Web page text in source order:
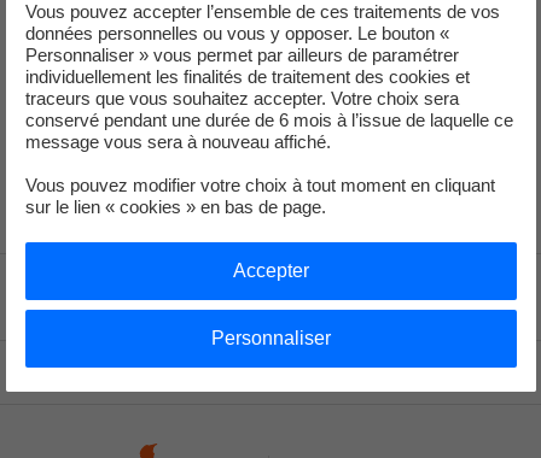
Service de Presse
+33 (1) 40 42 46 37
service-de-presse@edf.fr
Voir le fil d'ariane
Haut de page
Vous pouvez accepter l’ensemble de ces traitements de vos
données personnelles ou vous y opposer. Le bouton «
Personnaliser » vous permet par ailleurs de paramétrer
individuellement les finalités de traitement des cookies et
traceurs que vous souhaitez accepter. Votre choix sera
conservé pendant une durée de 6 mois à l’issue de laquelle ce
message vous sera à nouveau affiché.
Vous pouvez modifier votre choix à tout moment en cliquant
sur le lien « cookies » en bas de page.
Personnaliser
Accepter